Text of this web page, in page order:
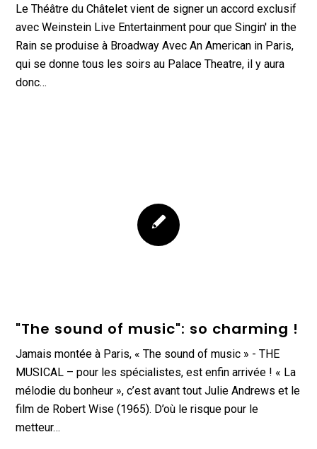
Le Théâtre du Châtelet vient de signer un accord exclusif
avec Weinstein Live Entertainment pour que Singin' in the
Rain se produise à Broadway Avec An American in Paris,
qui se donne tous les soirs au Palace Theatre, il y aura
donc…
"The sound of music": so charming !
Jamais montée à Paris, « The sound of music » - THE
MUSICAL – pour les spécialistes, est enfin arrivée ! « La
mélodie du bonheur », c’est avant tout Julie Andrews et le
film de Robert Wise (1965). D’où le risque pour le
metteur…